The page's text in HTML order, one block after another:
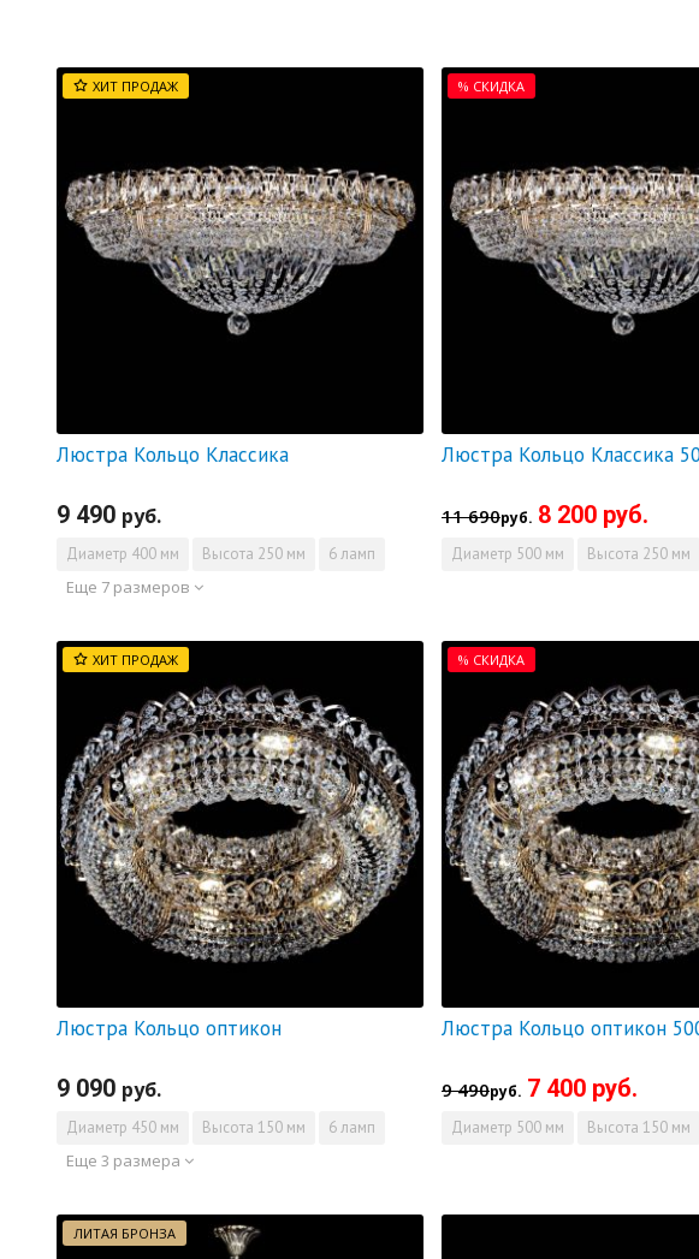
ХИТ ПРОДАЖ
Люстра Кольцо Классика
9 490 руб.
Диаметр 400 мм Высота 250 мм 6 ламп
Еще 7 размеров
% СКИДКА
11 690руб. 8 200 руб.
Диаметр 500 мм Высота 250 мм
ХИТ ПРОДАЖ
Люстра Кольцо оптикон
9 090 руб.
Диаметр 450 мм Высота 150 мм 6 ламп
Еще 3 размера
% СКИДКА
9 490руб. 7 400 руб.
Диаметр 500 мм Высота 150 мм
ЛИТАЯ БРОНЗА